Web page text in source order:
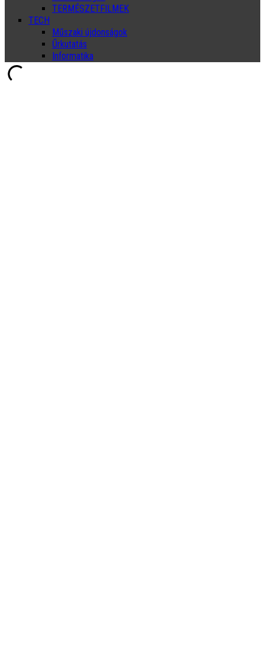
TERMÉSZETFILMEK
TECH
Műszaki újdonságok
Űrkutatás
Informatika